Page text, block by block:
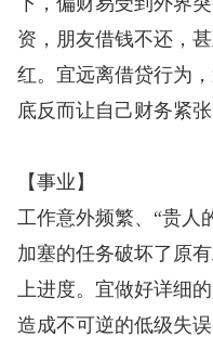
资，朋友借钱不还，
红。宜远离借贷行为
底反而让自己财务紧张
【事业】
工作意外频繁、“贵人
加塞的任务破坏了原
上进度。宜做好详细
造成不可逆的低级失